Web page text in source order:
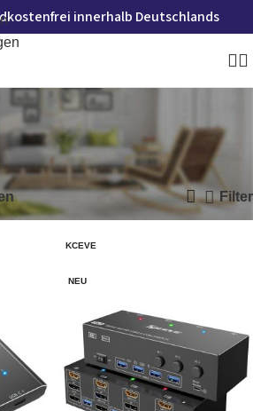
innerhalb Deutschlands
Alle 4 Ergebnisse werden angezeigt
Filter
KCEVE
NEU